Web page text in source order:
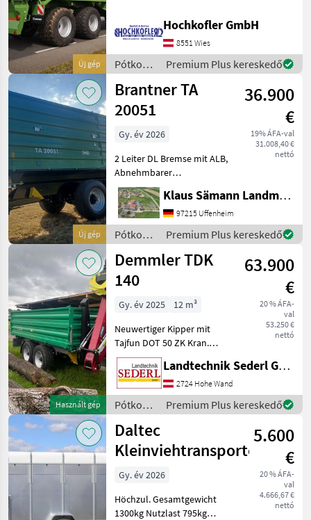
Új gép
Hinterachse -
Untenanhängung - K80-
Kugelkopfkupplung -
Hydraulische
Hochkofler GmbH
8551 Wies
Pótkocsik
/ Krone
Premium Plus kereskedő
Új gép
Brantner TA
20051
36.900
€
19% ÁFA-val
31.008,40 €
nettó
Gy. év 2026
2 Leiter DL Bremse mit ALB,
Abnehmbarer
Lampenschutz, autom.
Anhängekupplung, Öl und
Luft hinten, Planenaufbau
mit Rollplane,
Bedienplattform,
Bordwände mit Powerfle
Klaus Sämann Landmaschinen Fachbetrieb GmbH
97215 Uffenheim
Pótkocsik
/
Brantner
Premium Plus kereskedő
Használt gép
Demmler TDK
140
63.900
€
20 % ÁFA-
val
53.250 €
nettó
Gy. év 2025
12 m³
Neuwertiger Kipper mit
Tajfun DOT 50 ZK Kran.
Kran mit Euro-
Drehhebelsteuerung 4, 5 to.
Rotator und Holzgreifer GR
130 Pendelbremse Flap
Down Abstützung Kranse
Landtechnik Sederl GmbH
2724 Hohe Wand
Pótkocsik
/
Demmler
Premium Plus kereskedő
Daltec
Kleinviehtransporter
5.600
€
20 % ÁFA-
val
4.666,67 €
nettó
Gy. év 2026
Höchzul. Gesamtgewicht
1300kg Nutzlast 795kg